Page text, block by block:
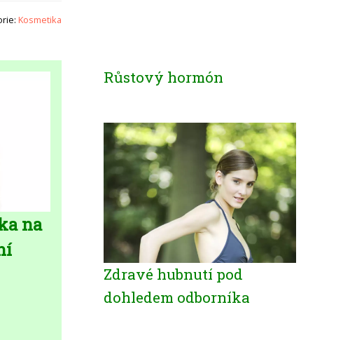
Kosmetika
na
Růstový hormón
Zdravé hubnutí pod
dohledem odborníka